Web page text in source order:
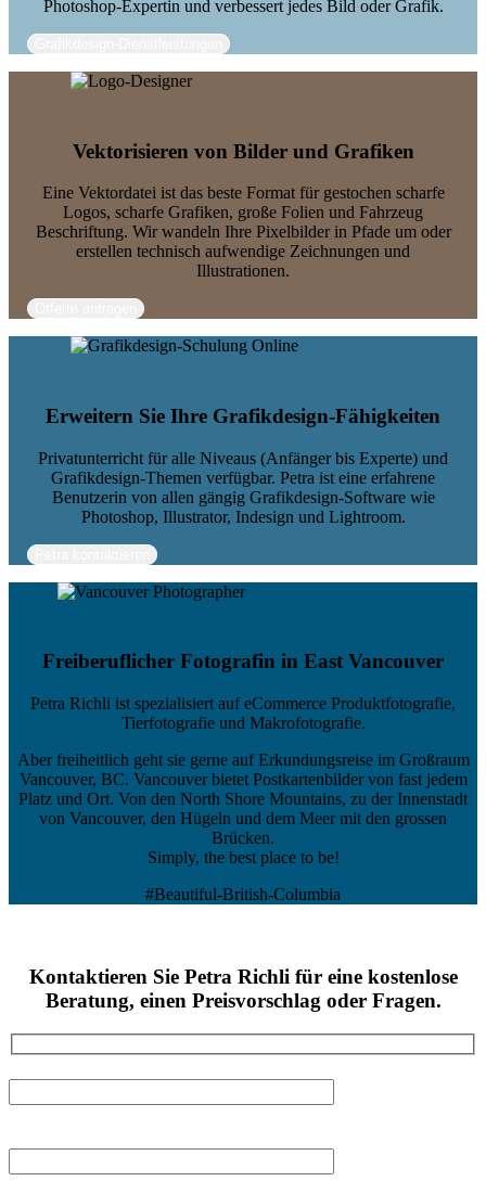
Photoshop-Expertin und verbessert jedes Bild oder Grafik.
Vektorisieren von Bilder und Grafiken
Eine Vektordatei ist das beste Format für gestochen scharfe
Logos, scharfe Grafiken, große Folien und Fahrzeug
Beschriftung. Wir wandeln Ihre Pixelbilder in Pfade um oder
erstellen technisch aufwendige Zeichnungen und
Illustrationen.
Erweitern Sie Ihre Grafikdesign-Fähigkeiten
Privatunterricht für alle Niveaus (Anfänger bis Experte) und
Grafikdesign-Themen verfügbar. Petra ist eine erfahrene
Benutzerin von allen gängig Grafikdesign-Software wie
Photoshop, Illustrator, Indesign und Lightroom.
Freiberuflicher Fotografin in East Vancouver
Petra Richli ist spezialisiert auf eCommerce Produktfotografie,
Tierfotografie und Makrofotografie.
Aber freiheitlich geht sie gerne auf Erkundungsreise im Großraum
Vancouver, BC. Vancouver bietet Postkartenbilder von fast jedem
Platz und Ort. Von den North Shore Mountains, zu der Innenstadt
von Vancouver, den Hügeln und dem Meer mit den grossen
Brücken.
Simply, the best place to be!
#Beautiful-British-Columbia
Kontaktieren Sie Petra Richli für eine kostenlose
Beratung, einen Preisvorschlag oder Fragen.